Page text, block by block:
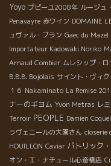
Yoyo プピーユ2008年 ルージュ
Penavayre 赤ワイン DOMAINE
ュヴァル・ブラン Gaec du Mazel
Importateur Kadowaki Noriko
Arnaud Combier ムレシップ・ロ
B.B.B. Bojolais サイント・ヴィ
１６ Nakaminato La Remise
ナーのギヨム Yvon Metras レ
Terroir PEOPLE Damien
ラヴェニールの大園さん closerie
HOUILLON Caviar パトリック
オン・エ・ナチュール心斎橋店